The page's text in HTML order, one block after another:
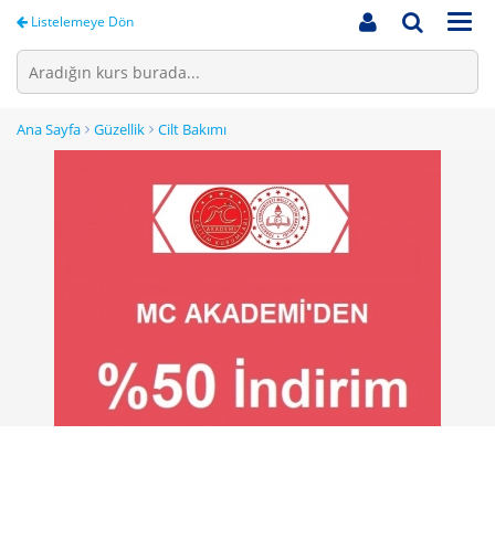
Listelemeye Dön
Ana Sayfa Güzellik Cilt Bakımı